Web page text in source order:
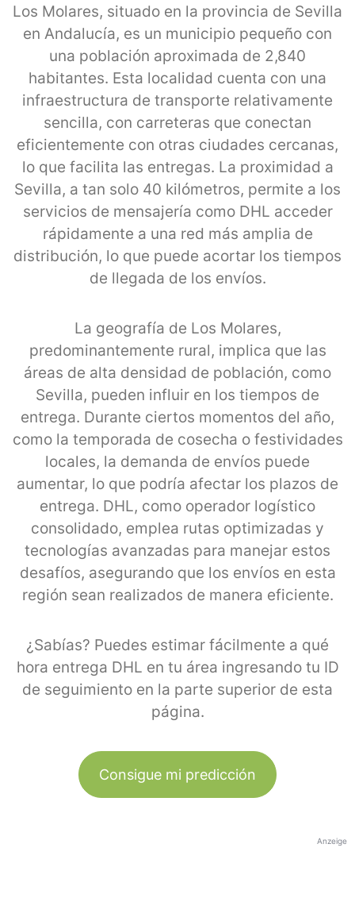
Los Molares, situado en la provincia de Sevilla
en Andalucía, es un municipio pequeño con
una población aproximada de 2,840
habitantes. Esta localidad cuenta con una
infraestructura de transporte relativamente
sencilla, con carreteras que conectan
eficientemente con otras ciudades cercanas,
lo que facilita las entregas. La proximidad a
Sevilla, a tan solo 40 kilómetros, permite a los
servicios de mensajería como DHL acceder
rápidamente a una red más amplia de
distribución, lo que puede acortar los tiempos
de llegada de los envíos.
La geografía de Los Molares,
predominantemente rural, implica que las
áreas de alta densidad de población, como
Sevilla, pueden influir en los tiempos de
entrega. Durante ciertos momentos del año,
como la temporada de cosecha o festividades
locales, la demanda de envíos puede
aumentar, lo que podría afectar los plazos de
entrega. DHL, como operador logístico
consolidado, emplea rutas optimizadas y
tecnologías avanzadas para manejar estos
desafíos, asegurando que los envíos en esta
región sean realizados de manera eficiente.
¿Sabías? Puedes estimar fácilmente a qué
hora entrega DHL en tu área ingresando tu ID
de seguimiento en la parte superior de esta
página.
Consigue mi predicción
Anzeige